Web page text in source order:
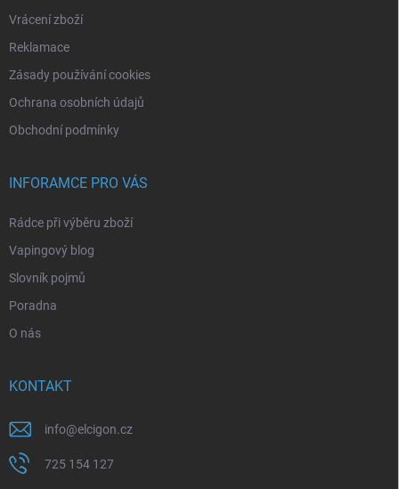
Vrácení zboží
Reklamace
Zásady používání cookies
Ochrana osobních údajů
Obchodní podmínky
INFORAMCE PRO VÁS
Rádce při výběru zboží
Vapingový blog
Slovník pojmů
Poradna
O nás
KONTAKT
info@elcigon.cz
725 154 127